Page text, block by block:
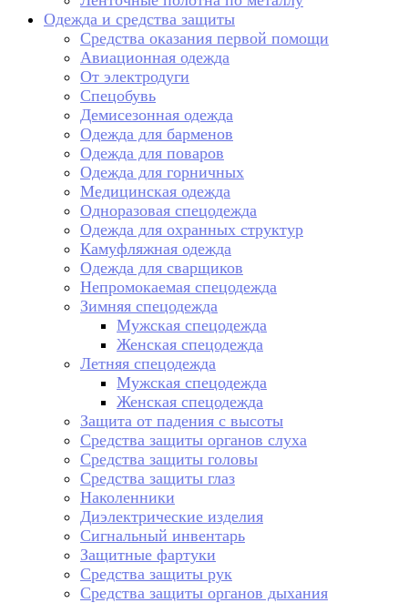
Одежда и средства защиты
Средства оказания первой помощи
Авиационная одежда
От электродуги
Спецобувь
Демисезонная одежда
Одежда для барменов
Одежда для поваров
Одежда для горничных
Медицинская одежда
Одноразовая спецодежда
Одежда для охранных структур
Камуфляжная одежда
Одежда для сварщиков
Непромокаемая спецодежда
Зимняя спецодежда
Мужская спецодежда
Женская спецодежда
Летняя спецодежда
Мужская спецодежда
Женская спецодежда
Защита от падения с высоты
Средства защиты органов слуха
Средства защиты головы
Средства защиты глаз
Наколенники
Диэлектрические изделия
Сигнальный инвентарь
Защитные фартуки
Средства защиты рук
Средства защиты органов дыхания